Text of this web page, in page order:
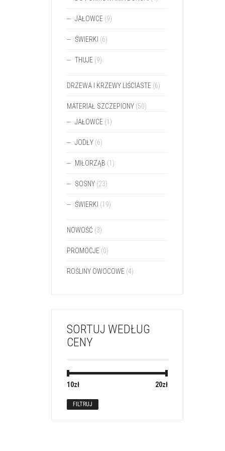
JAŁOWCE (9)
ŚWIERKI (6)
THUJE (9)
DRZEWA I KRZEWY LIŚCIASTE (6)
MATERIAŁ SZCZEPIONY (50)
JAŁOWCE (1)
JODŁY (6)
MIŁORZĄB (1)
SOSNY (23)
ŚWIERKI (19)
NOWOŚĆ (3)
PROMOCJE (0)
ROŚLINY OWOCOWE (4)
SORTUJ WEDŁUG
CENY
FILTRUJ
10zł 20zł